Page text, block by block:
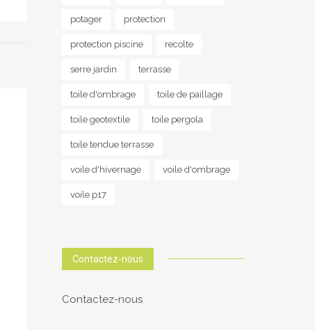
potager protection
protection piscine recolte
serre jardin terrasse
toile d'ombrage toile de paillage
toile geotextile toile pergola
toile tendue terrasse
voile d'hivernage voile d'ombrage
voile p17
Contactez-nous
Contactez-nous